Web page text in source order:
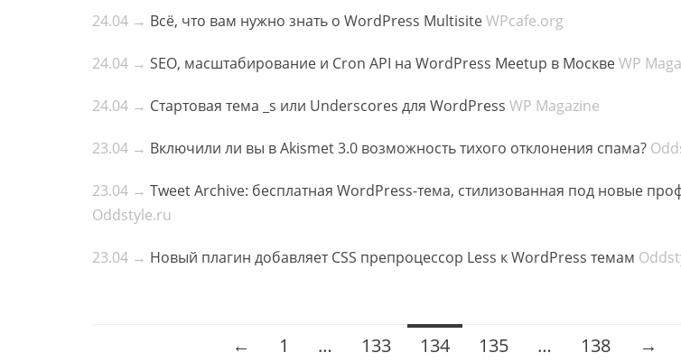
24.04 → Всё, что вам нужно знать о WordPress MultisiteWPcafe.org
24.04 → SEO, масштабирование и Cron API на WordPress Meetup в МосквеWP
24.04 → Стартовая тема _s или Underscores для WordPress WP Magazine
23.04 → Включили ли вы в Akismet 3.0 возможность тихого отклонения спама?
23.04 → Tweet Archive: бесплатная WordPress-тема, стилизованная под новые
Oddstyle.ru
23.04 → Новый плагин добавляет CSS препроцессор Less к WordPress темам
← 1 … 133 134 135 … 138 →